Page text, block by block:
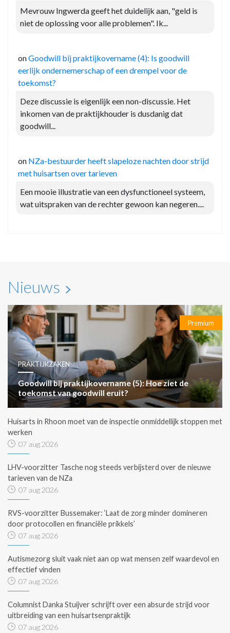
Mevrouw Ingwerda geeft het duidelijk aan, "geld is
niet de oplossing voor alle problemen". Ik...
onGoodwill bij praktijkovername (4): Is goodwill
eerlijk ondernemerschap of een drempel voor de
toekomst?
Deze discussie is eigenlijk een non-discussie. Het
inkomen van de praktijkhouder is dusdanig dat
goodwill...
on NZa-bestuurder heeft slapeloze nachten door strijd
met huisartsen over tarieven
Een mooie illustratie van een dysfunctioneel systeem,
wat uitspraken van de rechter gewoon kan negeren....
Nieuws
Premium
PRAKTIJKZAKEN
Goodwill bij praktijkovername (5): Hoe ziet de
toekomst van goodwill eruit?
Huisarts in Rhoon moet van de inspectie onmiddellijk stoppen met
werken
07 aug 2026
LHV-voorzitter Tasche nog steeds verbijsterd over de nieuwe
tarieven van de NZa
07 aug 2026
RVS-voorzitter Bussemaker: ‘Laat de zorg minder domineren
door protocollen en financiële prikkels’
07 aug 2026
Autismezorg sluit vaak niet aan op wat mensen zelf waardevol en
effectief vinden
07 aug 2026
Columnist Danka Stuijver schrijft over een absurde strijd voor
uitbreiding van een huisartsenpraktijk
07 aug 2026